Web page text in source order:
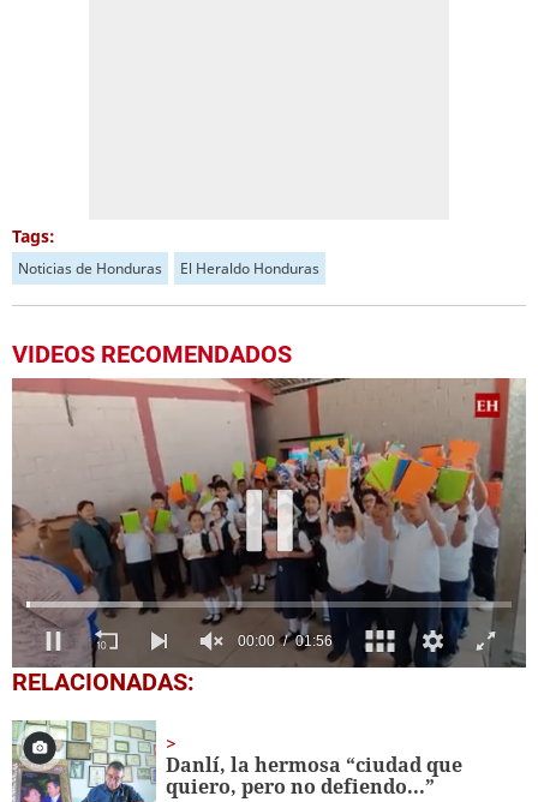
Tags:
Noticias de Honduras El Heraldo Honduras
VIDEOS RECOMENDADOS
0
seconds
1
minute,
56
seconds
RELACIONADAS:
Danlí, la hermosa “ciudad que
quiero, pero no defiendo...”